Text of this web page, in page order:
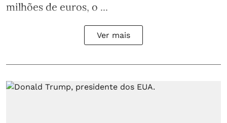
milhões de euros, o ...
Ver mais